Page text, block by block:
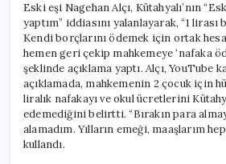
Eski eşi Nagehan Alçı, Kütahyalı’nın
yaptım” iddiasını yalanlayarak, “1 lirası
Kendi borçlarını ödemek için ortak
hemen geri çekip mahkemeye ‘nafaka
şeklinde açıklama yaptı. Alçı, YouTube
açıklamada, mahkemenin 2 çocuk için
liralık nafakayı ve okul ücretlerini
edemediğini belirtti. “Bırakın para
alamadım. Yılların emeği, maaşlarım
kullandı.